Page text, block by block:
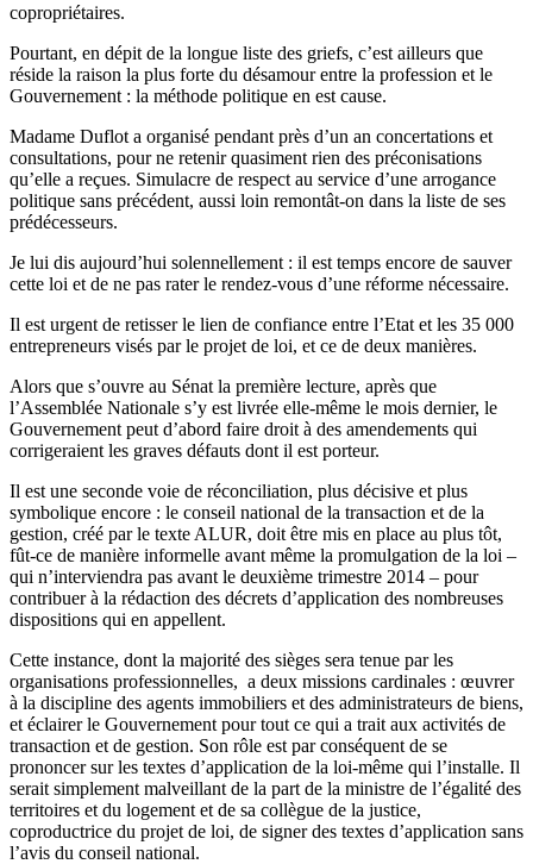
copropriétaires.
Pourtant, en dépit de la longue liste des griefs, c’est ailleurs que
réside la raison la plus forte du désamour entre la profession et le
Gouvernement : la méthode politique en est cause.
Madame Duflot a organisé pendant près d’un an concertations et
consultations, pour ne retenir quasiment rien des préconisations
qu’elle a reçues. Simulacre de respect au service d’une arrogance
politique sans précédent, aussi loin remontât-on dans la liste de ses
prédécesseurs.
Je lui dis aujourd’hui solennellement : il est temps encore de sauver
cette loi et de ne pas rater le rendez-vous d’une réforme nécessaire.
Il est urgent de retisser le lien de confiance entre l’Etat et les 35 000
entrepreneurs visés par le projet de loi, et ce de deux manières.
Alors que s’ouvre au Sénat la première lecture, après que
l’Assemblée Nationale s’y est livrée elle-même le mois dernier, le
Gouvernement peut d’abord faire droit à des amendements qui
corrigeraient les graves défauts dont il est porteur.
Il est une seconde voie de réconciliation, plus décisive et plus
symbolique encore : le conseil national de la transaction et de la
gestion, créé par le texte ALUR, doit être mis en place au plus tôt,
fût-ce de manière informelle avant même la promulgation de la loi –
qui n’interviendra pas avant le deuxième trimestre 2014 – pour
contribuer à la rédaction des décrets d’application des nombreuses
dispositions qui en appellent.
Cette instance, dont la majorité des sièges sera tenue par les
organisations professionnelles, a deux missions cardinales : œuvrer
à la discipline des agents immobiliers et des administrateurs de biens,
et éclairer le Gouvernement pour tout ce qui a trait aux activités de
transaction et de gestion. Son rôle est par conséquent de se
prononcer sur les textes d’application de la loi-même qui l’installe. Il
serait simplement malveillant de la part de la ministre de l’égalité des
territoires et du logement et de sa collègue de la justice,
coproductrice du projet de loi, de signer des textes d’application sans
l’avis du conseil national.